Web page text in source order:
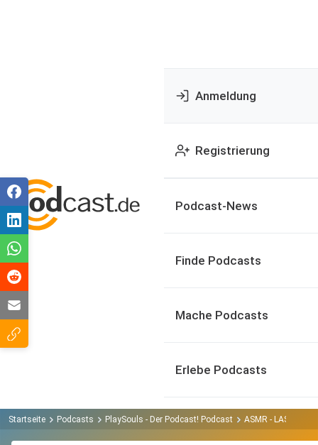
Anmeldung
Registrierung
Podcast-News
Finde Podcasts
Mache Podcasts
Erlebe Podcasts
Startseite Podcasts PlaySouls - Der Podcast! Podcast ASMR - LASS